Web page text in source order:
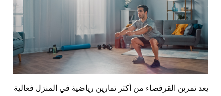
يعد تمرين القرفصاء من أكثر تمارين رياضية في المنزل فعالية